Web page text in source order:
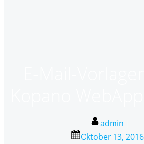
admin
Oktober 13, 2016